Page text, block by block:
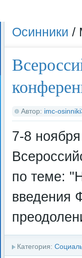
Осинники /
Автор: imc-
7-8
по теме:
введения
Категория: